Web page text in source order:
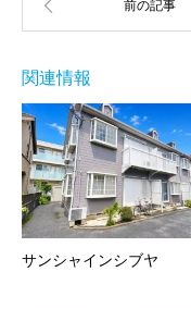
関連情報
サンシャインシブヤ